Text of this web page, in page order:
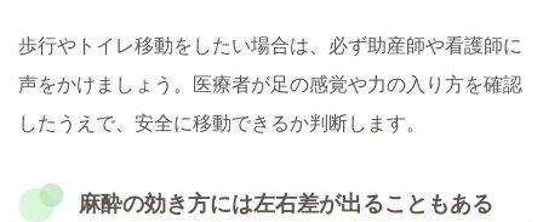
歩行やトイレ移動をしたい場合は、必ず助産師や看護師に
声をかけましょう。医療者が足の感覚や力の入り方を確認
したうえで、安全に移動できるか判断します。
麻酔の効き方には左右差が出ることもある